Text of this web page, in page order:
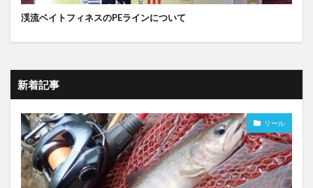
渓流ベイトフィネスのPEラインについて
新着記事
リール